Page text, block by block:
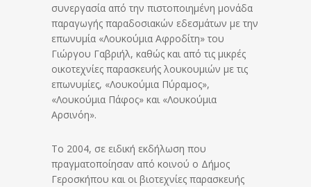
συνεργασία από την πιστοποιημένη μονάδα
παραγωγής παραδοσιακών εδεσμάτων με την
επωνυμία «Λουκούμια Αφροδίτη» του
Γιώργου Γαβριήλ, καθώς και από τις μικρές
οικοτεχνίες παρασκευής λουκουμιών με τις
επωνυμίες, «Λουκούμια Πύραμος»,
«Λουκούμια Πάφος» και «Λουκούμια
Αρσινόη».
Το 2004, σε ειδική εκδήλωση που
πραγματοποίησαν από κοινού ο Δήμος
Γεροσκήπου και οι βιοτεχνίες παρασκευής